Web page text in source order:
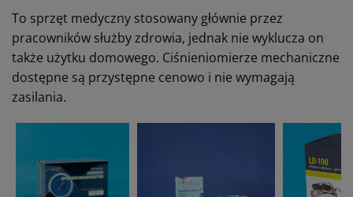
To sprzęt medyczny stosowany głównie przez
pracowników służby zdrowia, jednak nie wyklucza on
także użytku domowego. Ciśnieniomierze mechaniczne
dostępne są przystępne cenowo i nie wymagają
zasilania.